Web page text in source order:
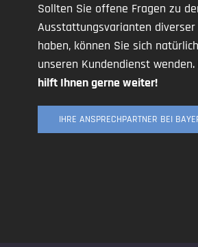
Sollten Sie offene Fragen zu
Ausstattungsvarianten diverser
haben, können Sie sich
unseren Kundendienst wenden.
hilft Ihnen gerne weiter!
IHRE ANSPRECHPARTNER BEI